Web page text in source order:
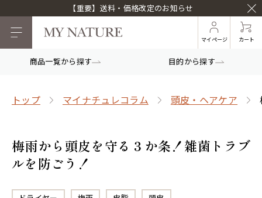
【重要】送料・価格改定のお知らせ
マイページ カート
商品一覧から探す 目的から探す
トップ マイナチュレコラム 頭皮・ヘアケア
梅雨から頭皮を守る３か条！雑菌トラブ
ルを防ごう！